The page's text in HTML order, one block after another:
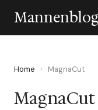
Home › MagnaCut
MagnaCut